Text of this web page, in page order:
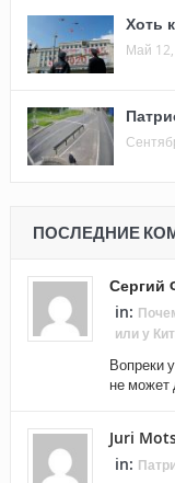
Хоть
Май
ПОСЛЕДНИЕ
Сергий
in:
или у
Вопреки
не может
Juri
in: